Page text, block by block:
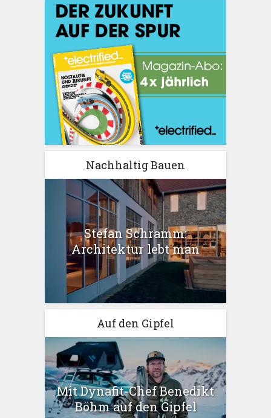
Nachhaltig Bauen
Stefan Schramm:
Architektur lebt man
Auf den Gipfel
Mit Dynafit-Chef Benedikt
Böhm auf den Gipfel